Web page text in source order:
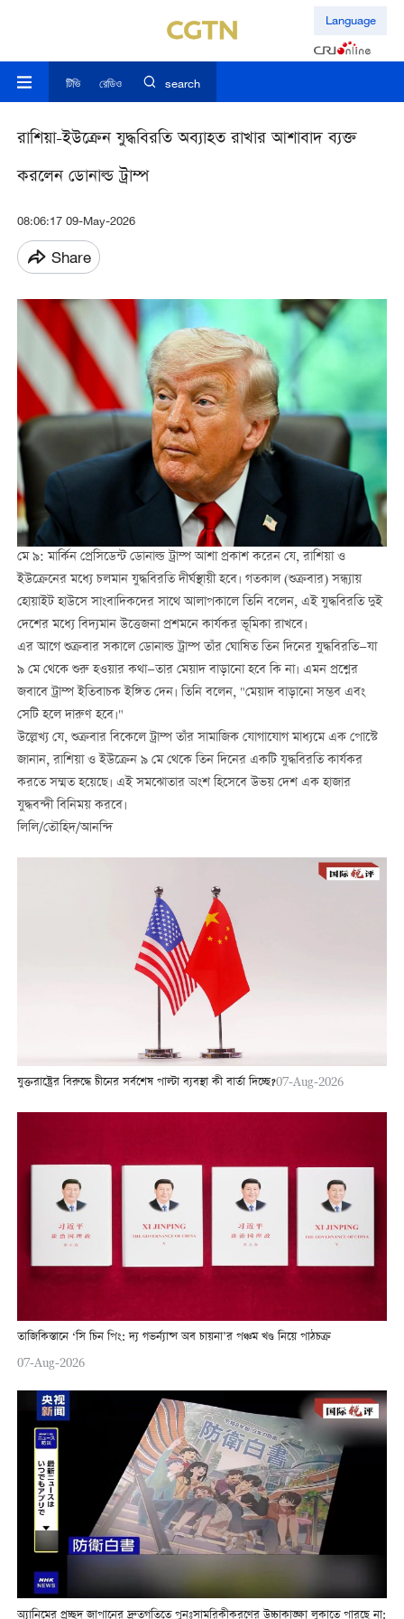
Language
টিভি রেডিও search
রাশিয়া-ইউক্রেন যুদ্ধবিরতি অব্যাহত রাখার আশাবাদ ব্যক্ত
করলেন ডোনাল্ড ট্রাম্প
08:06:17 09-May-2026
Share
মে ৯: মার্কিন প্রেসিডেন্ট ডোনাল্ড ট্রাম্প আশা প্রকাশ করেন যে, রাশিয়া ও
ইউক্রেনের মধ্যে চলমান যুদ্ধবিরতি দীর্ঘস্থায়ী হবে। গতকাল (শুক্রবার) সন্ধ্যায়
হোয়াইট হাউসে সাংবাদিকদের সাথে আলাপকালে তিনি বলেন, এই যুদ্ধবিরতি দুই
দেশের মধ্যে বিদ্যমান উত্তেজনা প্রশমনে কার্যকর ভূমিকা রাখবে।
এর আগে শুক্রবার সকালে ডোনাল্ড ট্রাম্প তাঁর ঘোষিত তিন দিনের যুদ্ধবিরতি—যা
৯ মে থেকে শুরু হওয়ার কথা—তার মেয়াদ বাড়ানো হবে কি না। এমন প্রশ্নের
জবাবে ট্রাম্প ইতিবাচক ইঙ্গিত দেন। তিনি বলেন, "মেয়াদ বাড়ানো সম্ভব এবং
সেটি হলে দারুণ হবে।"
উল্লেখ্য যে, শুক্রবার বিকেলে ট্রাম্প তাঁর সামাজিক যোগাযোগ মাধ্যমে এক পোস্টে
জানান, রাশিয়া ও ইউক্রেন ৯ মে থেকে তিন দিনের একটি যুদ্ধবিরতি কার্যকর
করতে সম্মত হয়েছে। এই সমঝোতার অংশ হিসেবে উভয় দেশ এক হাজার
যুদ্ধবন্দী বিনিময় করবে।
লিলি/তৌহিদ/আনন্দি
যুক্তরাষ্ট্রের বিরুদ্ধে চীনের সর্বশেষ পাল্টা ব্যবস্থা কী বার্তা দিচ্ছে?07-Aug-2026
তাজিকিস্তানে ‘সি চিন পিং: দ্য গভর্ন্যান্স অব চায়না’র পঞ্চম খণ্ড নিয়ে পাঠচক্র
07-Aug-2026